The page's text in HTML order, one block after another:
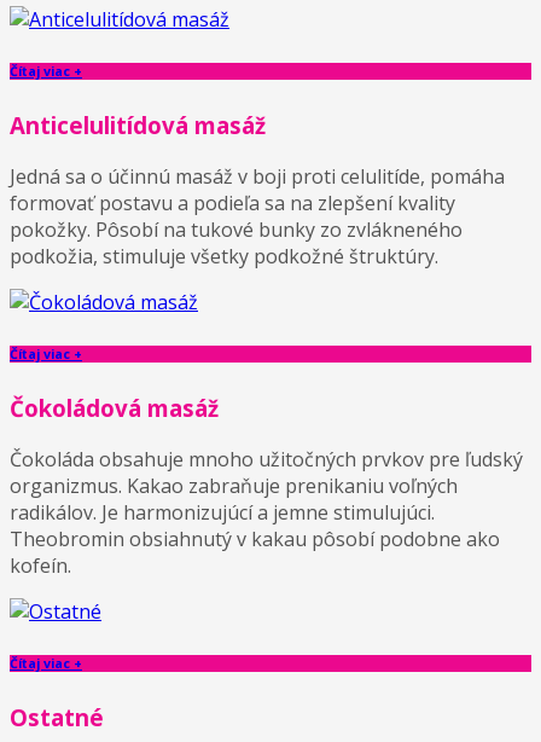
Čítaj viac +
Anticelulitídová masáž
Jedná sa o účinnú masáž v boji proti celulitíde, pomáha
formovať postavu a podieľa sa na zlepšení kvality
pokožky. Pôsobí na tukové bunky zo zvlákneného
podkožia, stimuluje všetky podkožné štruktúry.
Čítaj viac +
Čokoládová masáž
Čokoláda obsahuje mnoho užitočných prvkov pre ľudský
organizmus. Kakao zabraňuje prenikaniu voľných
radikálov. Je harmonizujúcí a jemne stimulujúci.
Theobromin obsiahnutý v kakau pôsobí podobne ako
kofeín.
Čítaj viac +
Ostatné